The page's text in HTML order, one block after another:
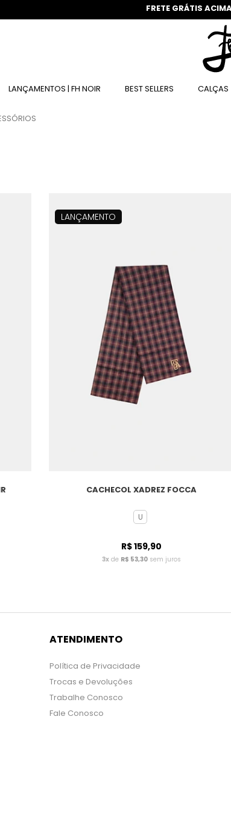
FRETE GRÁTIS
LANÇAMENTOS | FH NOIR BEST SELLERS CALÇAS
LANÇAMENTO
CACHECOL XADREZ FOCCA
U
R$ 159,90
3xde R$ 53,30sem juros
ATENDIMENTO
Política de Privacidade
Trocas e Devoluções
Trabalhe Conosco
Fale Conosco